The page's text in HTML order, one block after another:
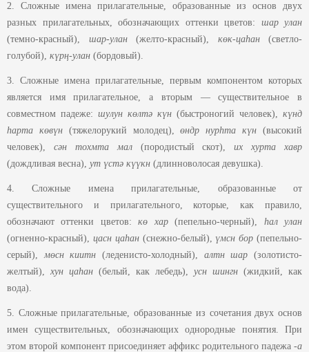
2. Сложные имена прилагательные, образованные из основ двух
разных прилагательных, обозначающих оттенки цветов: шар улан
(темно-красный), шар-улан (желто-красный), көк-цаһан(светло-
голубой), күрң-улан (бордовый).
3. Сложные имена прилагательные, первым компонентом которых
является имя прилагательное, а вторым — существительное в
совместном падеже: шулун көлтә күн (быстроногий человек), күнд
һарта көвүн(тяжелорукий молодец),өндр нурһта күн (высокий
человек), сән тохмта мал(породистый скот),их
хурта хавр
(дождливая весна), ут үстә күүкн (длинноволосая девушка).
4. Сложные имена прилагательные, образованные от
существительного и прилагательного, которые, как правило,
обозначают оттенки цветов:кө хар(пепельно-черный), һал улан
(огненно-красный), цасн цаһан(снежно-белый),үмсн бор (пепельно-
серый),мөсн киитн (леденисто-холодный), алтн шар (золотисто-
желтый), хун цаһан (белый, как лебедь), усн шингн (жидкий, как
вода).
5. Сложные прилагательные, образованные из сочетания двух основ
имен существительных, обозначающих однородные понятия. При
этом второй компонент присоединяет аффикс родительного падежа -а